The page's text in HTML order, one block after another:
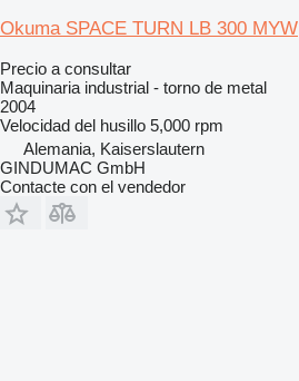
Okuma SPACE TURN LB 300 MYW
Precio a consultar
Maquinaria industrial - torno de metal
2004
Velocidad del husillo 5,000 rpm
Alemania, Kaiserslautern
GINDUMAC GmbH
Contacte con el vendedor